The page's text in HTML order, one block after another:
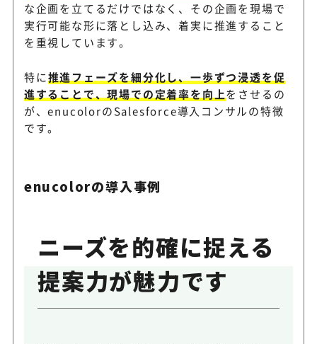
な企画を立てるだけではなく、その企画を現場で
実行可能な形に落とし込み、着実に推進すること
を重視しています。
特に推進フェーズを細分化し、一歩ずつ浸透を促
進することで、現場での定着率を向上をさせるの
が、enucolorのSalesforce導入コンサルの特徴
です。
enucolorの導入事例
ニーズを的確に捉える
提案力が魅力です